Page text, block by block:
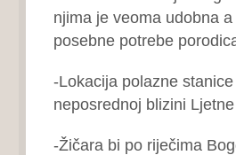
njima je veoma udobna
posebne potrebe
-Lokacija polazne
neposrednoj blizini
-Žičara bi po riječima